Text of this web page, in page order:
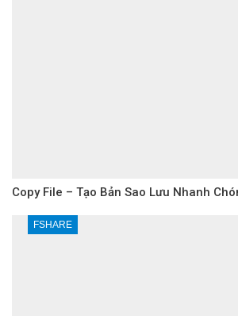
Copy File – Tạo Bản Sao Lưu Nhanh
FSHARE